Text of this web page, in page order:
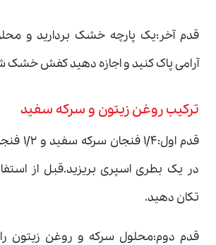
قدم آخر:یک پارچه خشک بردارید و
آرامی پاک کنید و اجازه دهید کفش خشک
ترکیب روغن زیتون و سرکه سفید
قدم
در یک بطری اسپری بریزید.قبل از
تکان دهید.
قدم دوم:محلول سرکه و روغن زیتون